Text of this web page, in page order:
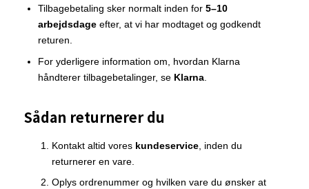
Tilbagebetaling sker normalt inden for 5–10
arbejdsdage efter, at vi har modtaget og godkendt
returen.
For yderligere information om, hvordan Klarna
håndterer tilbagebetalinger, se Klarna
Sådan returnerer du
Kontakt altid vores kundeservice , inden du
returnerer en vare.
Oplys ordrenummer og hvilken vare du ønsker at